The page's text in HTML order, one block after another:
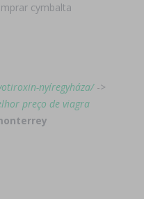
cymbalta
nyíregyháza/->
preço de viagra